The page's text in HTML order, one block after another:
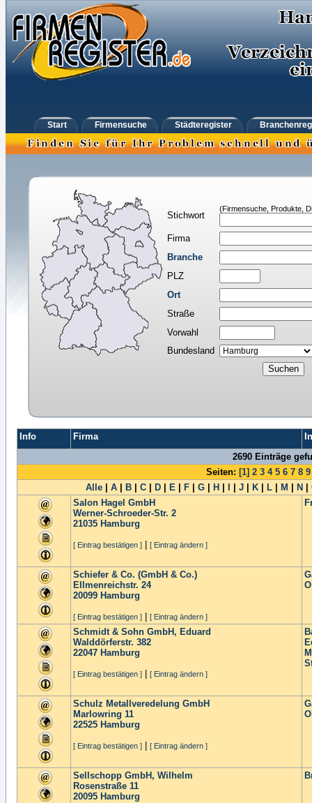
Start Firmensuche Städteregister
Stichwort
(Firmensuche, Produkte,
Firma
Branche
PLZ
Ort
Straße
Vorwahl
Bundesland
Info Firma
2690 Einträge
Seiten: [1] 2 3 4 5 6 7 8 9
Alle
A B C D E F G H J K L M N
Salon Hagel GmbH
Werner-Schroeder-Str. 2
21035 Hamburg
[ Eintrag bestätigen ] [ Eintrag ändern ]
Schiefer & Co. (GmbH & Co.)
Ellmenreichstr. 24
20099 Hamburg
[ Eintrag bestätigen ] [ Eintrag ändern ]
Schmidt & Sohn GmbH, Eduard
Walddörferstr. 382
22047 Hamburg
[ Eintrag bestätigen ] [ Eintrag ändern ]
Schulz Metallveredelung GmbH
Marlowring 11
22525 Hamburg
[ Eintrag bestätigen ] [ Eintrag ändern ]
Sellschopp GmbH, Wilhelm
Rosenstraße 11
20095 Hamburg